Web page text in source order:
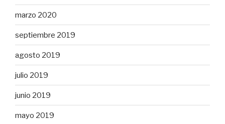
marzo 2020
septiembre 2019
agosto 2019
julio 2019
junio 2019
mayo 2019